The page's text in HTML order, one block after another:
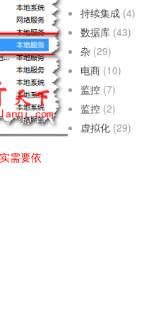
需要依
持续集成 (4)
数据库 (43)
杂 (29)
电商 (10)
监控 (7)
监控 (2)
虚拟化 (29)